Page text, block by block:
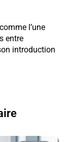
l’une
entre
introduction